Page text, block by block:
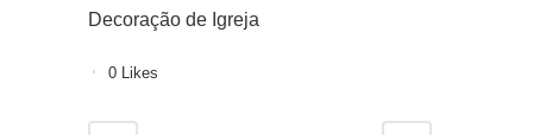
Decoração de Igreja
0 Likes